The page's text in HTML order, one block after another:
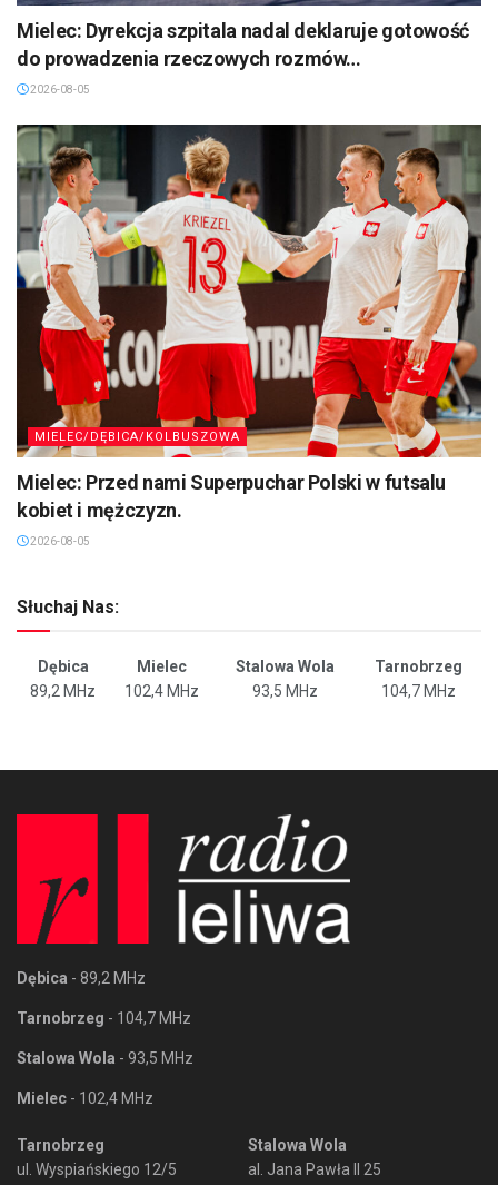
Mielec: Dyrekcja szpitala nadal deklaruje gotowość
do prowadzenia rzeczowych rozmów…
2026-08-05
MIELEC/DĘBICA/KOLBUSZOWA
Mielec: Przed nami Superpuchar Polski w futsalu
kobiet i mężczyzn.
2026-08-05
Słuchaj Nas:
Dębica Mielec Stalowa Wola
Tarnobrzeg
89,2 MHz
102,4 MHz 93,5 MHz 104,7 MHz
Dębica - 89,2 MHz
Tarnobrzeg - 104,7 MHz
Stalowa Wola - 93,5 MHz
Mielec - 102,4 MHz
Tarnobrzeg
ul. Wyspiańskiego 12/5
Stalowa Wola
al. Jana Pawła II 25